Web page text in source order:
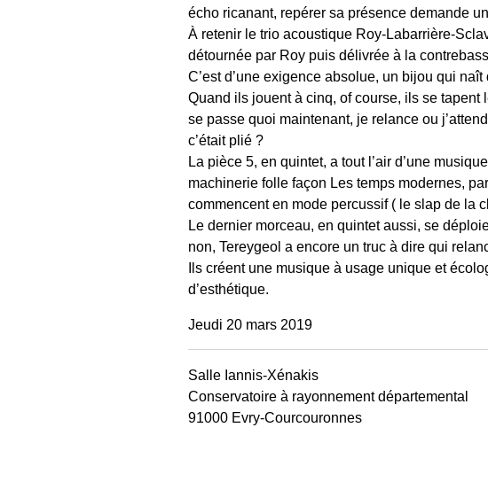
écho ricanant, repérer sa présence demande
À retenir le trio acoustique Roy-Labarrière-
détournée par Roy puis délivrée à la
C’est d’une exigence absolue, un bijou qui
Quand ils jouent à cinq, of course, ils se
se passe quoi maintenant, je relance ou
c’était plié ?
La pièce 5, en quintet, a tout l’air d’une
machinerie folle façon Les temps modernes,
commencent en mode percussif ( le slap de la
Le dernier morceau, en quintet aussi, se
non, Tereygeol a encore un truc à dire qui
Ils créent une musique à usage unique et
d’esthétique.
Jeudi 20 mars 2019
Salle Iannis-Xénakis
Conservatoire à rayonnement départemental
91000 Evry-Courcouronnes